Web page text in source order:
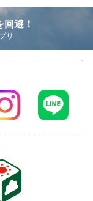
避！
リ